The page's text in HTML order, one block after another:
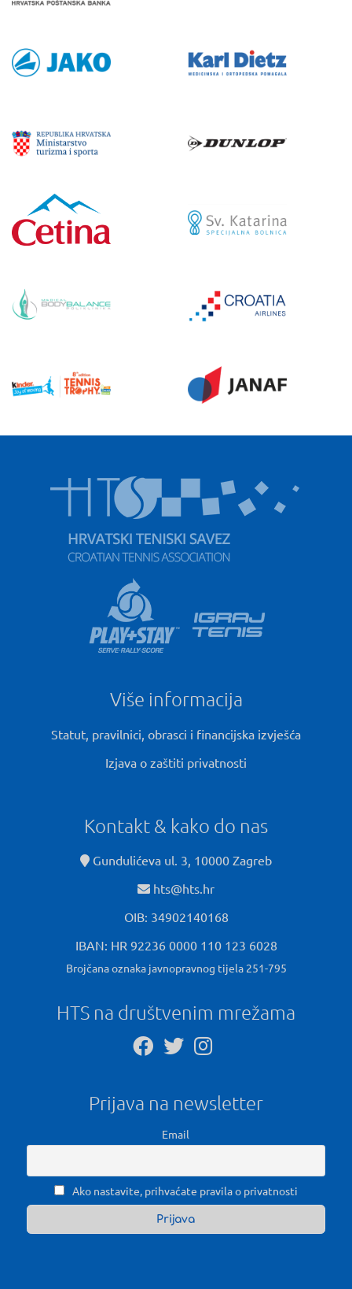
Više informacija
Statut, pravilnici, obrasci i financijska izvješća
Izjava o zaštiti privatnosti
Kontakt & kako do nas
Gundulićeva ul. 3, 10000 Zagreb
hts@hts.hr
OIB: 34902140168
IBAN: HR 92236 0000 110 123 6028
Brojčana oznaka javnopravnog tijela 251-795
HTS na društvenim mrežama
Prijava na newsletter
Email
Ako nastavite, prihvaćate pravila o privatnosti